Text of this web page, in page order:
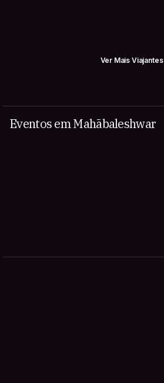
Ver Mais Viajantes
Eventos em Mahābaleshwar